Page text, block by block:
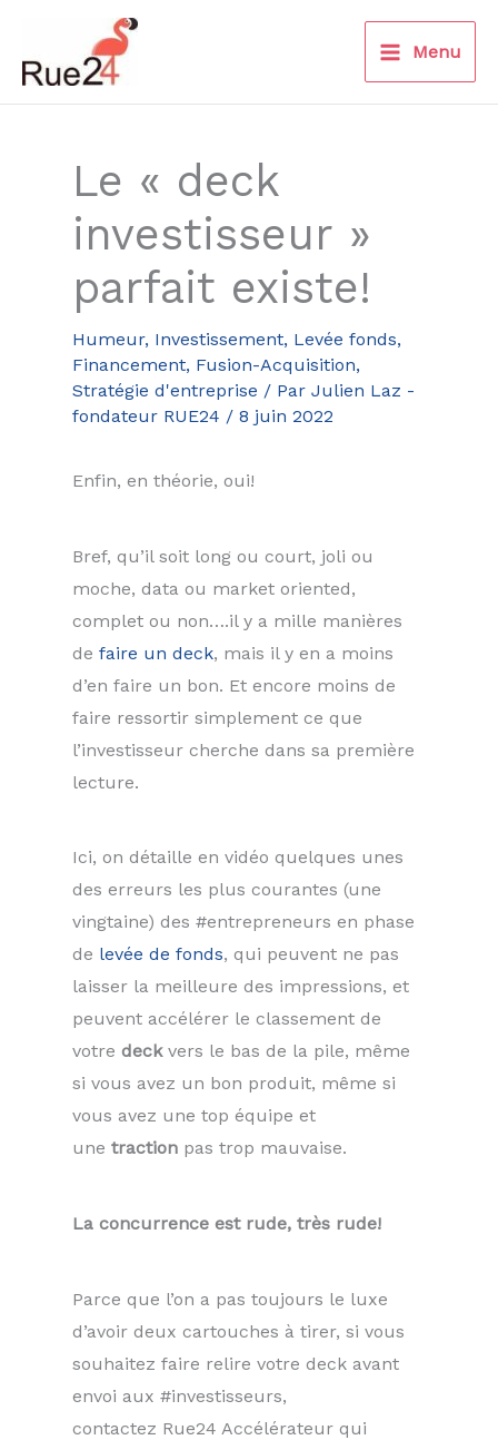
contenu
Menu
Le « deck
investisseur »
parfait existe!
Humeur, Investissement, Levée fonds,
Financement, Fusion-Acquisition,
Stratégie d'entreprise / Par Julien Laz -
fondateur RUE24 / 8 juin 2022
Enfin, en théorie, oui!
Bref, qu’il soit long ou court, joli ou
moche, data ou market oriented,
complet ou non….il y a mille manières
de faire un deck, mais il y en a moins
d’en faire un bon. Et encore moins de
faire ressortir simplement ce que
l’investisseur cherche dans sa première
lecture.
Ici, on détaille en vidéo quelques unes
des erreurs les plus courantes (une
vingtaine) des #entrepreneurs en phase
de levée de fonds, qui peuvent ne pas
laisser la meilleure des impressions, et
peuvent accélérer le classement de
votre deckvers le bas de la pile, même
si vous avez un bon produit, même si
vous avez une top équipe et
une traction pas trop mauvaise.
La concurrence est rude, très rude!
Parce que l’on a pas toujours le luxe
d’avoir deux cartouches à tirer, si vous
souhaitez faire relire votre deck avant
envoi aux #investisseurs,
contactez Rue24 Accélérateur qui